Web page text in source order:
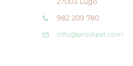
982 209 780
info@prodipel.com